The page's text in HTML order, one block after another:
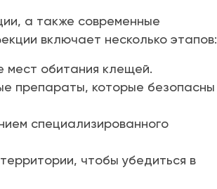
а также современные
включает несколько этапов:
мест обитания клещей.
препараты, которые безопасны
специализированного
чтобы убедиться в